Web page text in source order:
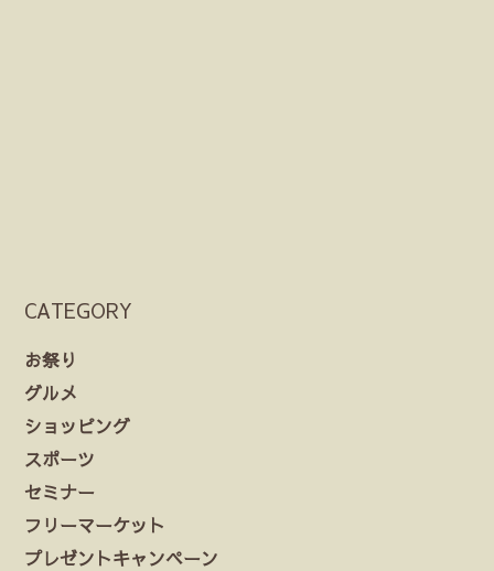
CATEGORY
お祭り
グルメ
ショッピング
スポーツ
セミナー
フリーマーケット
プレゼントキャンペーン